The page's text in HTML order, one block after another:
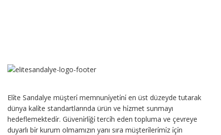
Eli̇te Sandalye müşteri̇ memnuni̇yeti̇ni̇ en üst düzeyde tutarak
dünya kali̇te standartlarında ürün ve hi̇zmet sunmayı
hedeflemektedi̇r. Güveni̇rli̇ği̇ terci̇h eden topluma ve çevreye
duyarlı bi̇r kurum olmamızın yanı sıra müşteri̇leri̇mi̇z i̇çi̇n